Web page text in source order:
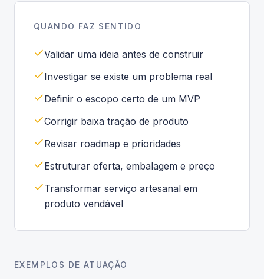
QUANDO FAZ SENTIDO
Validar uma ideia antes de construir
Investigar se existe um problema real
Definir o escopo certo de um MVP
Corrigir baixa tração de produto
Revisar roadmap e prioridades
Estruturar oferta, embalagem e preço
Transformar serviço artesanal em
produto vendável
EXEMPLOS DE ATUAÇÃO